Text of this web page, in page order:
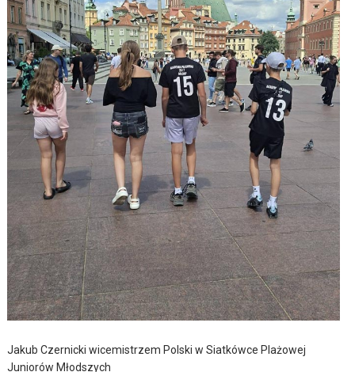
Jakub Czernicki wicemistrzem Polski w Siatkówce Plażowej
Juniorów Młodszych